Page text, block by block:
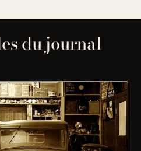
du journal